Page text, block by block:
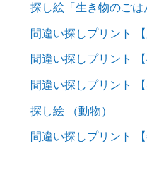
探し絵「生き物のごは
間違い探しプリント
間違い探しプリント 【
間違い探しプリント 【
探し絵 （動物）
間違い探しプリント